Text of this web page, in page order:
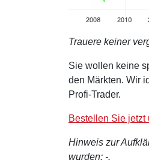
Trauere keiner
Sie wollen keine
den Märkten. Wir
Profi-Trader.
Bestellen Sie jetzt
Hinweis zur
wurden: -.